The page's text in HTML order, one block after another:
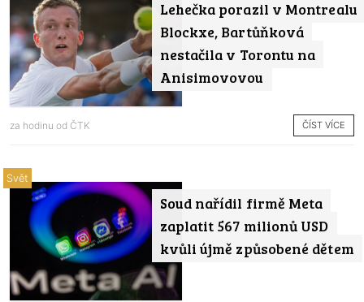
Lehečka porazil v Montrealu
Blockxe, Bartůňková
nestačila v Torontu na
Anisimovovou
za hodinu od ČTK ČÍST VÍCE
Soud nařídil firmě Meta
zaplatit 567 milionů USD
kvůli újmě způsobené dětem
Svět